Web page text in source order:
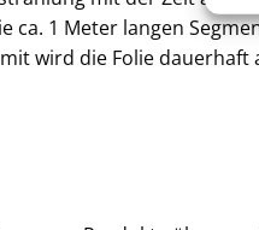
ca. 1 Meter langen
wird die Folie